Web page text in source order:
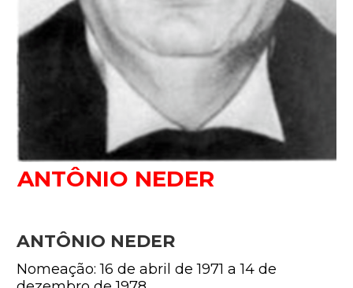
ANTÔNIO NEDER
ANTÔNIO NEDER
Nomeação: 16 de abril de 1971 a 14 de
Assine e receba os conteúdos no seu e-mail.
CADASTRAR
Desenvolvido por SendPulse